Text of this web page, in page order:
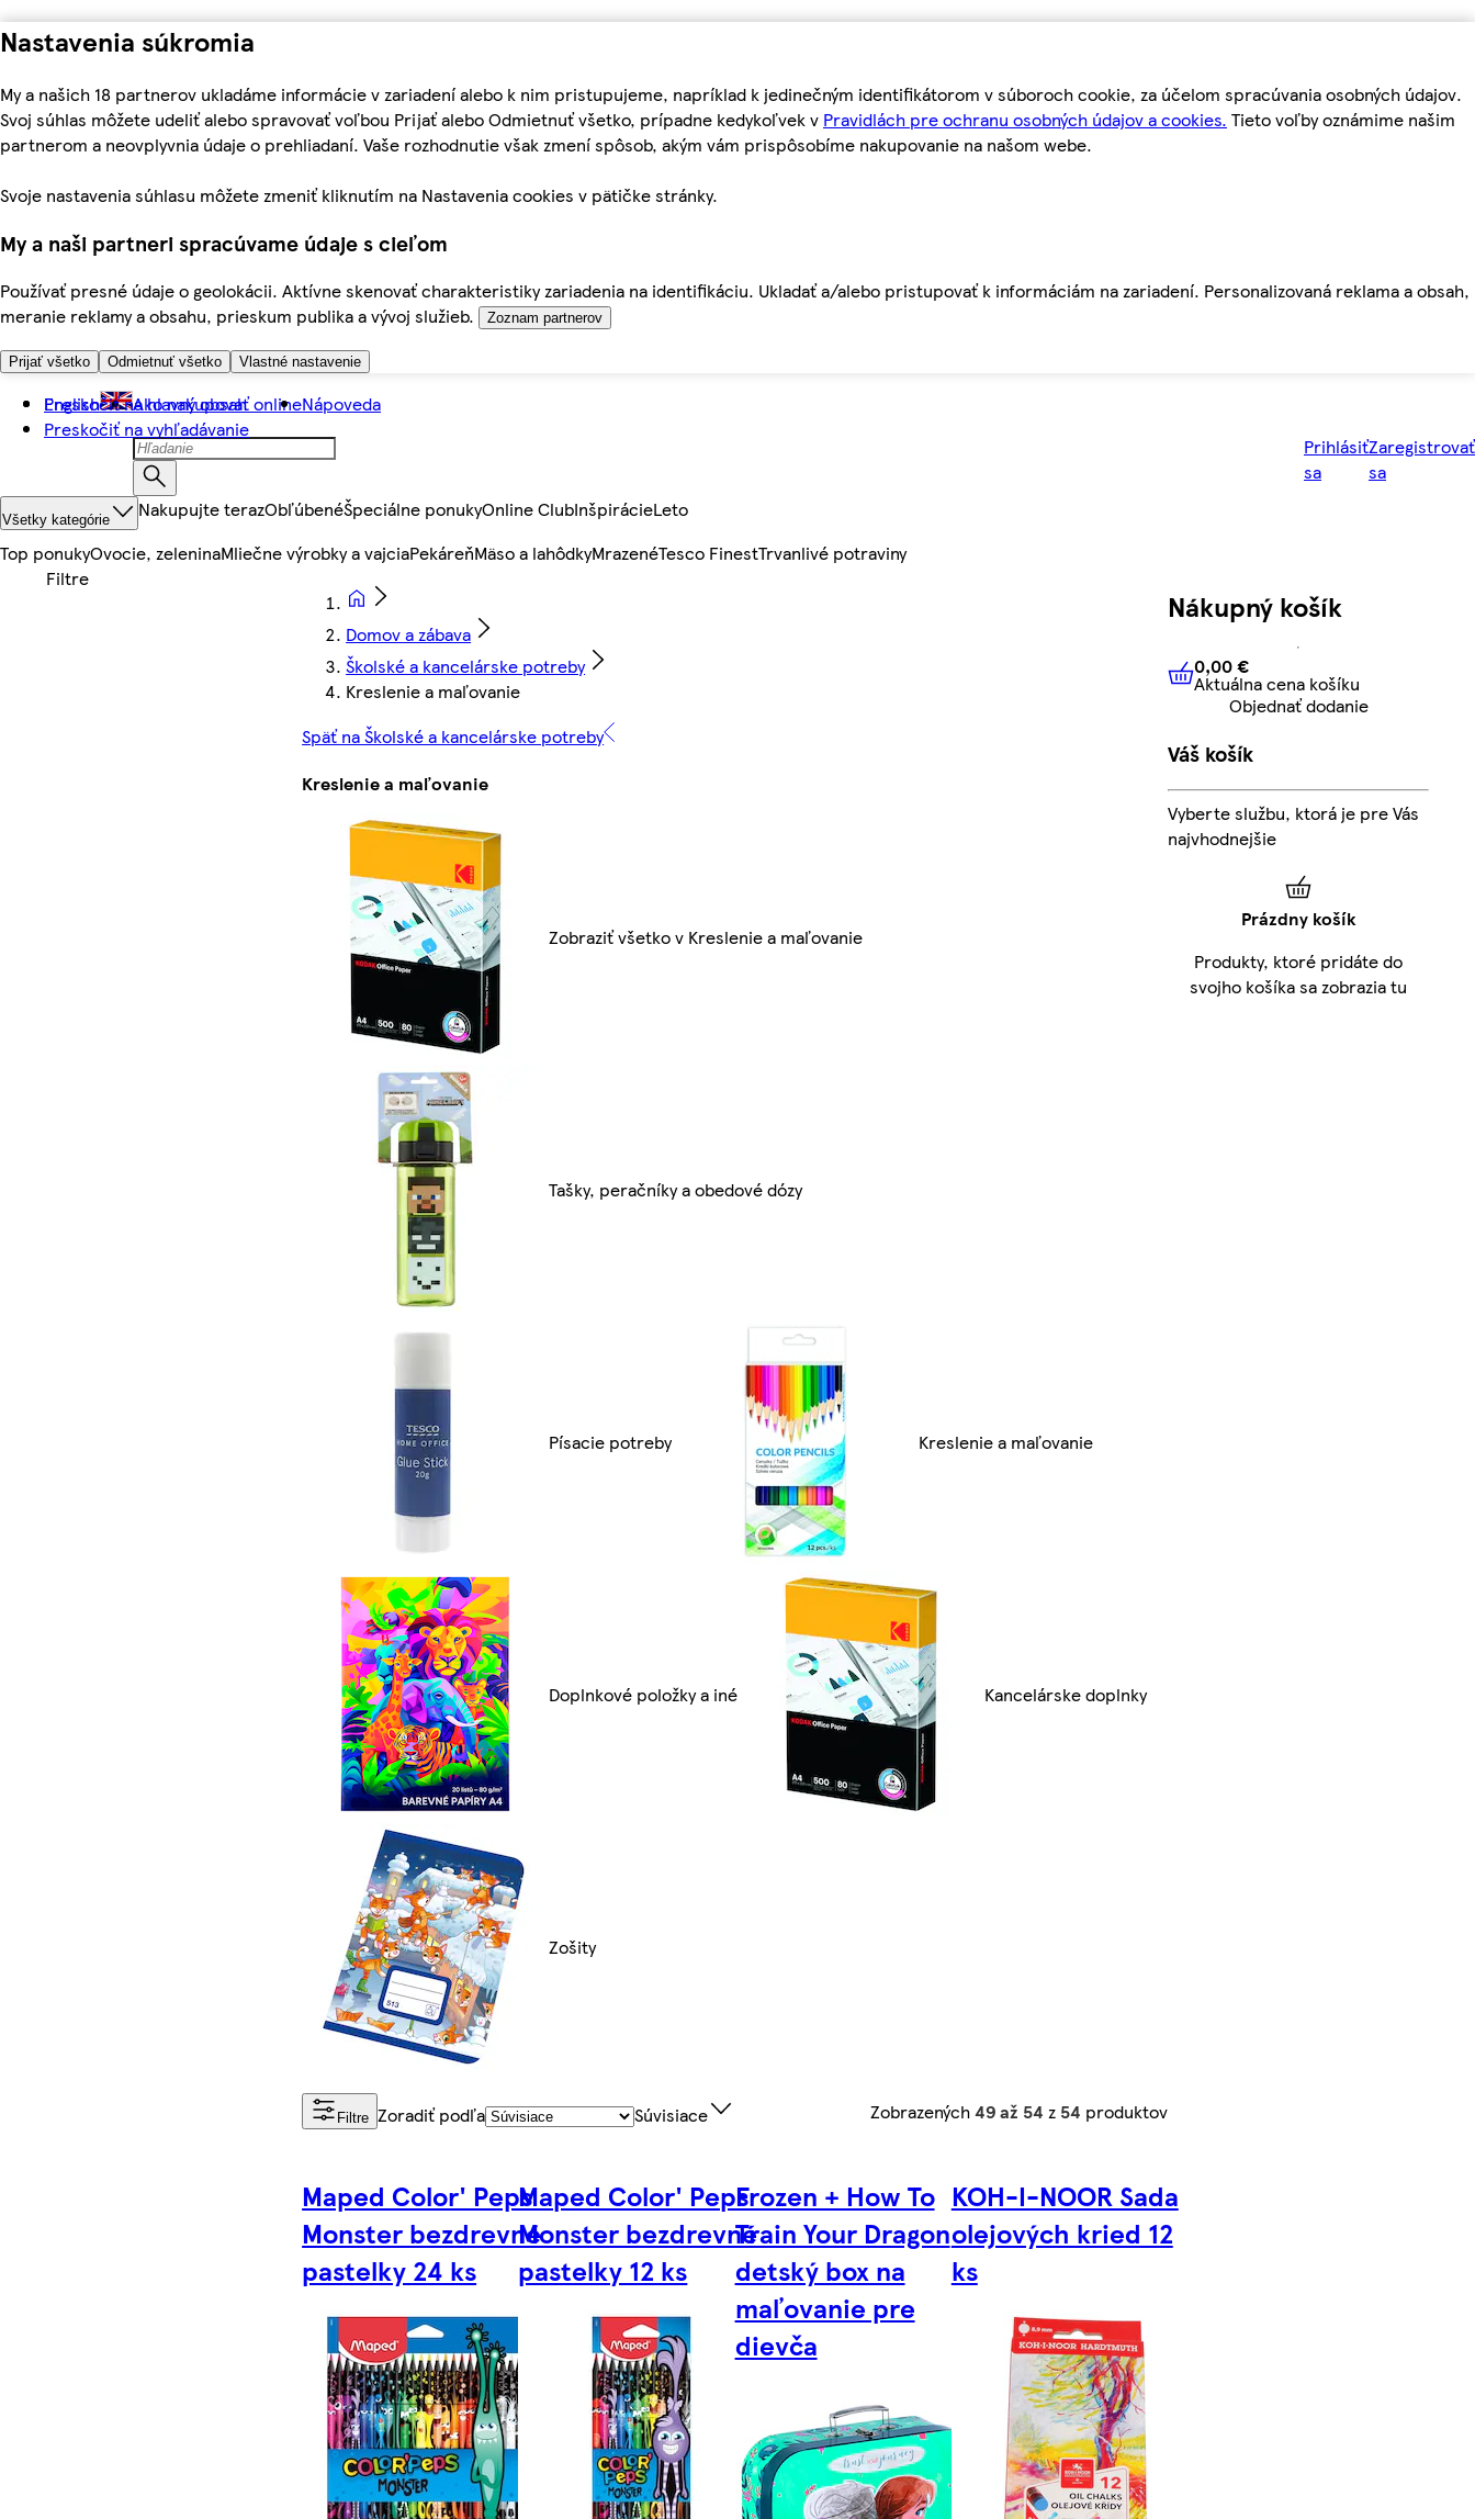
Nastavenia súkromia
My a našich 18 partnerov ukladáme informácie v zariadení alebo k nim pristupujeme, napríklad k jedinečným identifikátorom v súboroch cookie, za účelom spracúvania osobných údajov.
Svoj súhlas môžete udeliť alebo spravovať voľbou Prijať alebo Odmietnuť všetko, prípadne kedykoľvek v Pravidlách pre ochranu osobných údajov a cookies. Tieto voľby oznámime našim
partnerom a neovplyvnia údaje o prehliadaní. Vaše rozhodnutie však zmení spôsob, akým vám prispôsobíme nakupovanie na našom webe.
Svoje nastavenia súhlasu môžete zmeniť kliknutím na Nastavenia cookies v pätičke stránky.
My a naši partneri spracúvame údaje s cieľom
Používať presné údaje o geolokácii. Aktívne skenovať charakteristiky zariadenia na identifikáciu. Ukladať a/alebo pristupovať k informáciám na zariadení. Personalizovaná reklama a obsah,
meranie reklamy a obsahu, prieskum publika a vývoj služieb.
Zoznam partnerov
Prijať všetko Odmietnuť všetko Vlastné nastavenie
Preskočiť na hlavný obsah
Preskočiť na vyhľadávanie
English Ako nakupovať onlineNápoveda
Prihlásiť
sa
Zaregistrovať
sa
Všetky kategórie Nakupujte terazObľúbenéŠpeciálne ponukyOnline ClubInšpirácieLeto
Top ponukyOvocie, zeleninaMliečne výrobky a vajciaPekáreňMäso a lahôdkyMrazenéTesco FinestTrvanlivé potraviny
Domov a zábava
Školské a kancelárske potreby
Kreslenie a maľovanie
Späť na Školské a kancelárske potreby
Kreslenie a maľovanie
Zobraziť všetko v Kreslenie a maľovanie
Tašky, peračníky a obedové dózy
Písacie potreby Kreslenie a maľovanie
Doplnkové položky a iné Kancelárske doplnky
Zošity
Filtre Zoradiť podľa Súvisiace Zobrazených49 až 54 z 54 produktov
Maped Color' Peps
Monster bezdrevné
pastelky 24 ks
Maped Color' Peps
Monster bezdrevné
pastelky 12 ks
Frozen + How To
Train Your Dragon
detský box na
maľovanie pre
dievča
KOH-I-NOOR Sada
olejových kried 12
ks
Nákupný košík
0,00 € Aktuálna cena košíku
0,00 €
Aktuálna cena košíku
Objednať dodanie
Váš košík
Vyberte službu, ktorá je pre Vás
najvhodnejšie
Prázdny košík
Produkty, ktoré pridáte do
svojho košíka sa zobrazia tu